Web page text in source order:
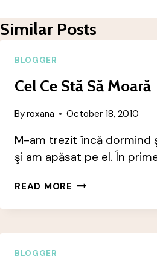
Similar Posts
BLOGGER
Cel Ce Stă Să Moară
Byroxana October 18, 2010
M-am trezit încă dormind
şi am apăsat pe el. În
READ MORE CEL
STĂ
MOARĂ
BLOGGER